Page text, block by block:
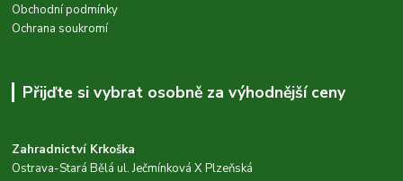
Obchodní podmínky
Ochrana soukromí
Přijďte si vybrat osobně za výhodnější ceny
Zahradnictví Krkoška
Ostrava-Stará Bělá ul. Ječmínková X Plzeňská